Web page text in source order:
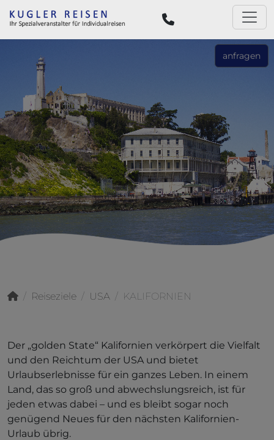
anfragen
Reiseziele USA KALIFORNIEN
Der „golden State“ Kalifornien verkörpert die Vielfalt
und den Reichtum der USA und bietet
Urlaubserlebnisse für ein ganzes Leben. In einem
Land, das so groß und abwechslungsreich, ist für
jeden etwas dabei – und es bleibt sogar noch
genügend Neues für den nächsten Kalifornien-
Urlaub übrig.